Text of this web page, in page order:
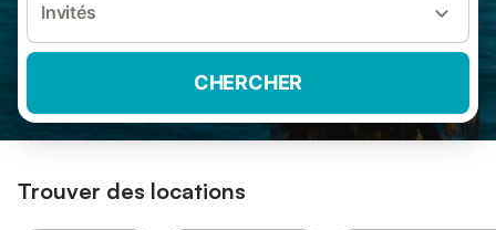
Invités
CHERCHER
Trouver des locations